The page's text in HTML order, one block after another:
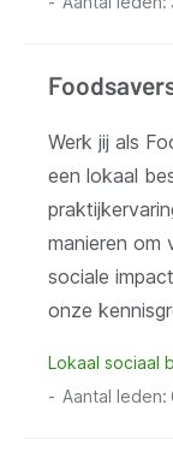
Werk jij als
een lokaal
manieren om
sociale
onze
Lokaal sociaal
Aantal leden: